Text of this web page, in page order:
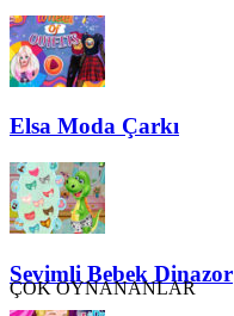
Elsa Moda Çarkı
Sevimli Bebek Dinazor
ÇOK OYNANANLAR